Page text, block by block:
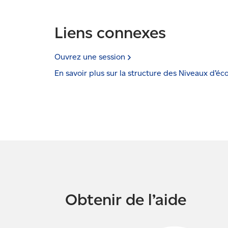
Liens connexes
Ouvrez une session
En savoir plus sur la structure des Niveaux
Obtenir de l’aide